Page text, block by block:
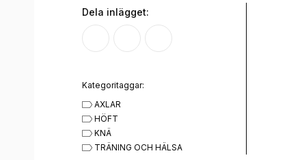
Kategoritaggar:
AXLAR
HÖFT
KNÄ
TRÄNING OCH HÄLSA
Dela inlägget: